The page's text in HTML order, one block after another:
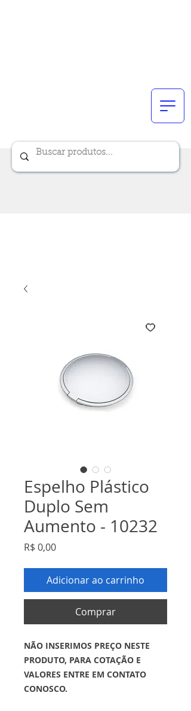
Espelho Plástico
Duplo Sem
Aumento - 10232
R$ 0,00Preço
Adicionar ao carrinho
Comprar
NÃO INSERIMOS PREÇO NESTE
PRODUTO, PARA COTAÇÃO E
VALORES ENTRE EM CONTATO
CONOSCO.